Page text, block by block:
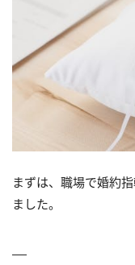
まずは、職場で婚約
ました。